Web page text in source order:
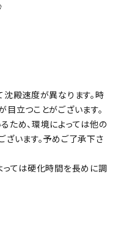
殿速度が異なります。時
立つことがございます。
ため、環境によっては他の
います。予めご了承下さ
っては硬化時間を長めに調